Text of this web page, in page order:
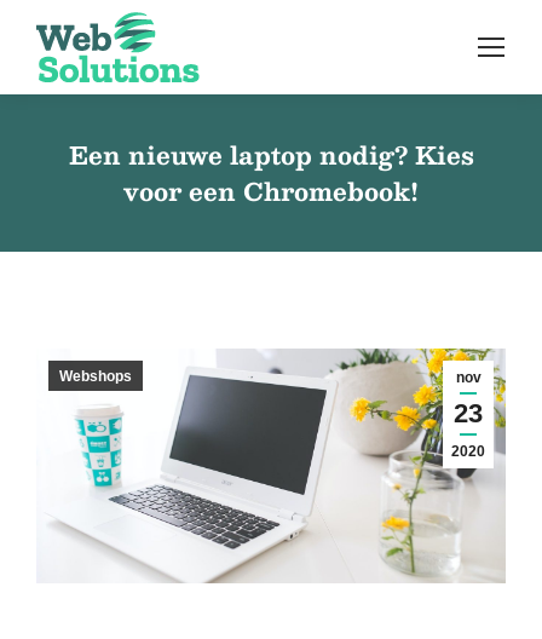
Een nieuwe laptop nodig? Kies
voor een Chromebook!
nov
23
2020
Webshops